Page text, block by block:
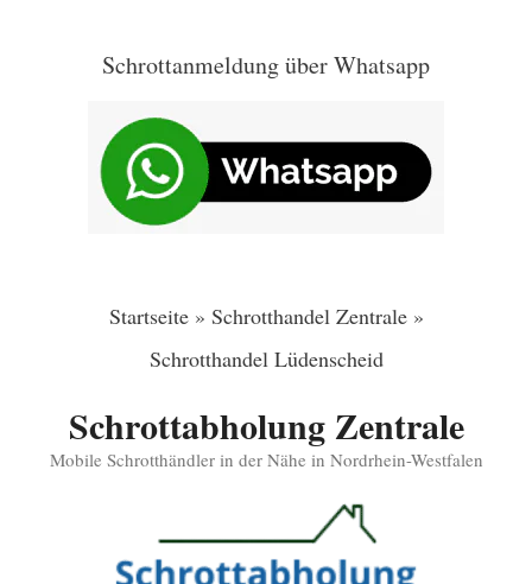
Schrottanmeldung über Whatsapp
Startseite» Schrotthandel Zentrale»
Schrotthandel Lüdenscheid
Schrottabholung Zentrale
Mobile Schrotthändler in der Nähe in Nordrhein-Westfalen